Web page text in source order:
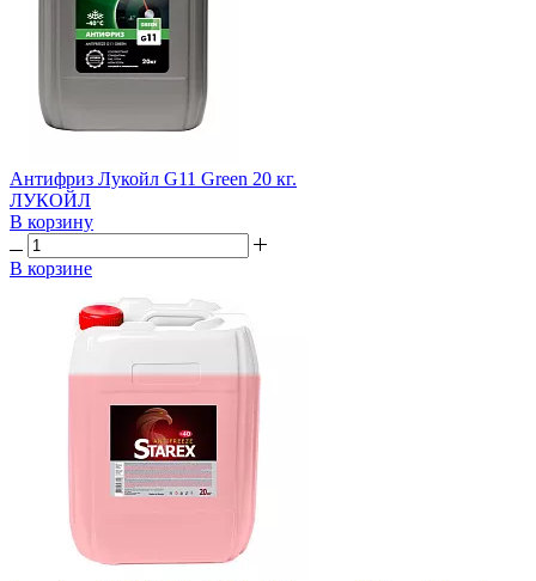
Антифриз Лукойл G11 Green 20 кг.
ЛУКОЙЛ
В корзину
В корзине